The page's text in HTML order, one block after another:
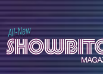
All-New